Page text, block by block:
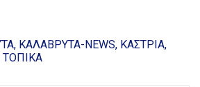
ΚΑΛΑΒΡΥΤΑ-NEWS ΚΑΣΤΡΙΑ
ΤΟΠΙΚΑ